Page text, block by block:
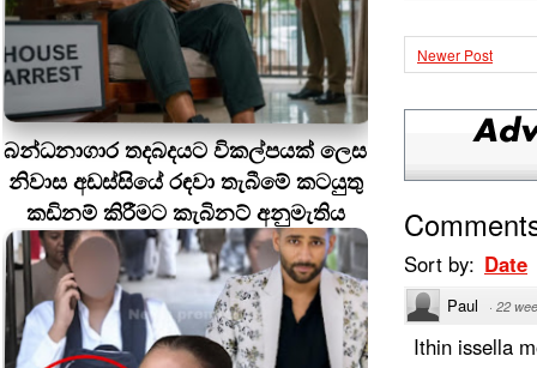
බන්ධනාගාර තදබදයට විකල්පයක් ලෙස
නිවාස අඩස්සියේ රඳවා තැබීමේ කටයුතු
කඩිනම් කිරීමට කැබිනට් අනුමැතිය
Newer Post
Sort by: Date
Paul · 22
Ithin issella